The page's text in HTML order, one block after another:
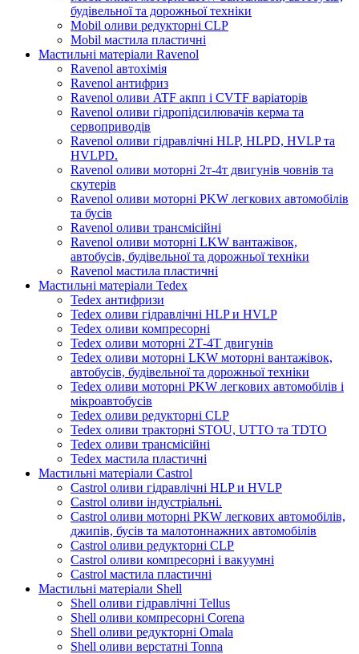
будівельної та дорожньої техніки
Mobil оливи редукторні CLP
Mobil мастила пластичні
Мастильні матеріали Ravenol
Ravenol автохімія
Ravenol антифриз
Ravenol оливи ATF акпп і CVTF варіаторів
Ravenol оливи гідропідсилювачів керма та
сервоприводів
Ravenol оливи гідравлічні HLP, HLPD, HVLP та
HVLPD.
Ravenol оливи моторні 2т-4т двигунів човнів та
скутерів
Ravenol оливи моторні PKW легкових автомобілів
та бусів
Ravenol оливи трансмісійні
Ravenol оливи моторні LKW вантажівок,
автобусів, будівельної та дорожньої техніки
Ravenol мастила пластичні
Мастильні матеріали Tedex
Tedex антифризи
Tedex оливи гідравлічні HLP и HVLP
Tedex оливи компресорні
Tedex оливи моторні 2Т-4Т двигунів
Tedex оливи моторні LKW моторні вантажівок,
автобусів, будівельної та дорожньої техніки
Tedex оливи моторні PKW легкових автомобілів і
мікроавтобусів
Tedex оливи редукторні CLP
Tedex оливи тракторні STOU, UTTO та TDTO
Tedex оливи трансмісійні
Tedex мастила пластичні
Мастильні матеріали Castrol
Castrol оливи гідравлічні HLP и HVLP
Castrol оливи індустріальні.
Castrol оливи моторні PKW легкових автомобілів,
джипів, бусів та малотоннажних автомобілів
Castrol оливи редукторні CLP
Castrol оливи компресорні і вакуумні
Castrol мастила пластичні
Мастильні матеріали Shell
Shell оливи гідравлічні Tellus
Shell оливи компресорні Corena
Shell оливи редукторні Omala
Shell оливи верстатні Tonna